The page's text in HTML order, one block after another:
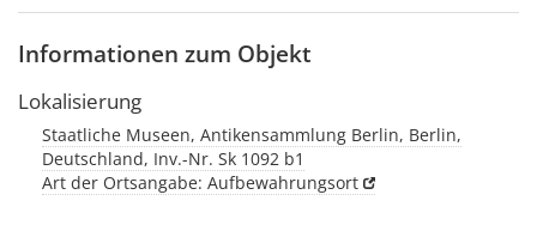
Informationen zum Objekt
Lokalisierung
Staatliche Museen, Antikensammlung Berlin, Berlin,
Deutschland, Inv.-Nr. Sk 1092 b1
Art der Ortsangabe: Aufbewahrungsort